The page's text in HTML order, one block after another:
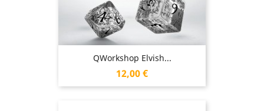
QWorkshop Elvish...
Prix
12,00 €